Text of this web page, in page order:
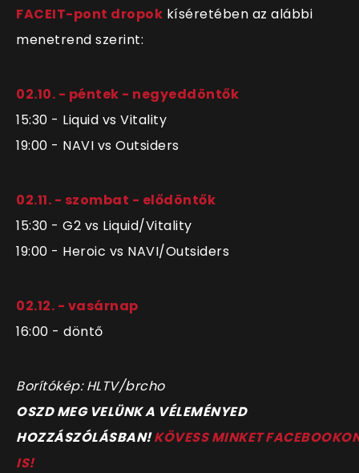
FACEIT-pont dropok kíséretében az alábbi
menetrend szerint:
02.10. - péntek - negyeddöntők
15:30 - Liquid vs Vitality
19:00 - NAVI vs Outsiders
02.11. - szombat - elődöntők
15:30 - G2 vs Liquid/Vitality
19:00 - Heroic vs NAVI/Outsiders
02.12. - vasárnap
16:00 - döntő
Borítókép: HLTV/brcho
OSZD MEG VELÜNK A VÉLEMÉNYED
HOZZÁSZÓLÁSBAN!KÖVESS MINKET
IS!